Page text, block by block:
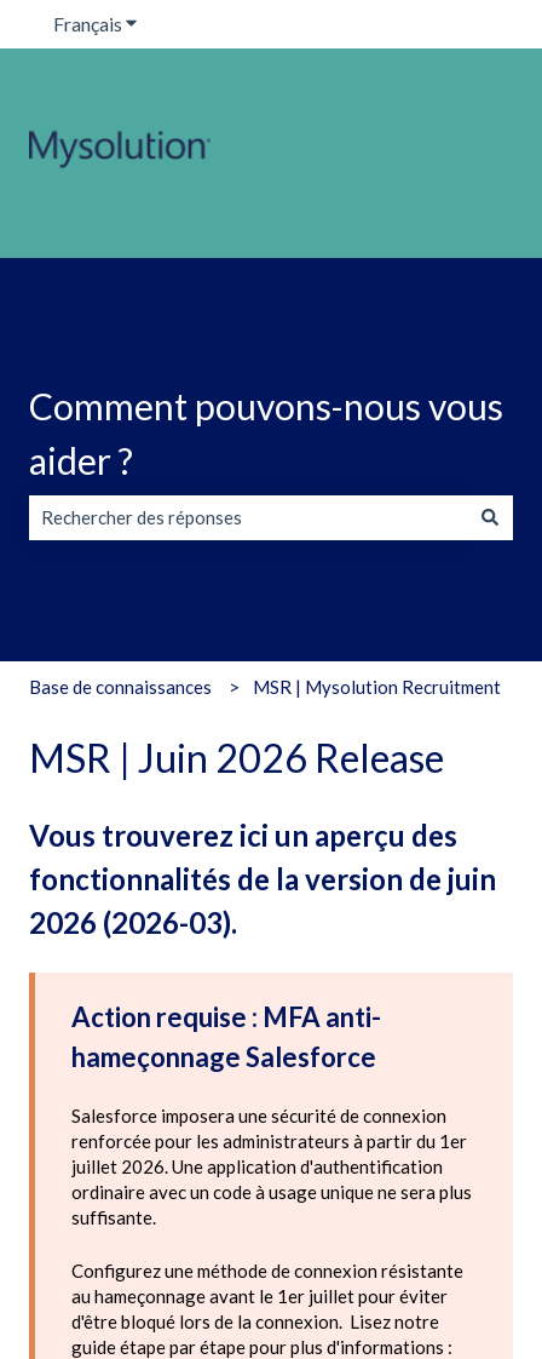
Français Afficher le sous-menu pour les traductions
Comment pouvons-nous vous
aider ?
Base de connaissances MSR | Mysolution Recruitment
MSR | Juin 2026 Release
Vous trouverez ici un aperçu des
fonctionnalités de la version de juin
2026 (2026-03).
Action requise : MFA anti-
hameçonnage Salesforce
Salesforce imposera une sécurité de connexion
renforcée pour les administrateurs à partir du 1er
juillet 2026. Une application d'authentification
ordinaire avec un code à usage unique ne sera plus
suffisante.
Configurez une méthode de connexion résistante
au hameçonnage avant le 1er juillet pour éviter
d'être bloqué lors de la connexion. Lisez notre
guide étape par étape pour plus d'informations :